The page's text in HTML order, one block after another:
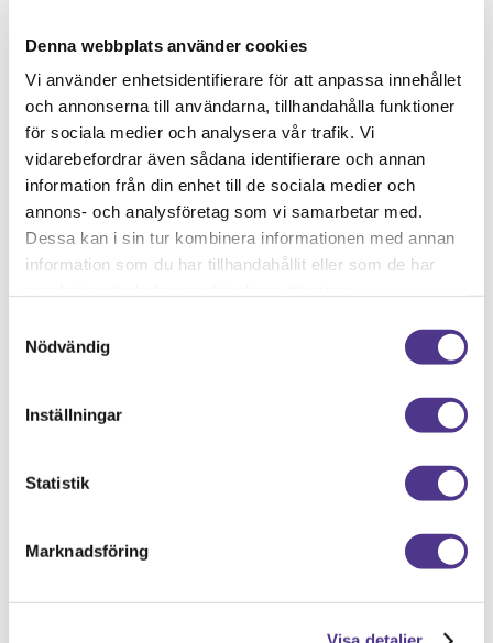
Denna webbplats använder cookies
Vi använder enhetsidentifierare för att anpassa innehållet
och annonserna till användarna, tillhandahålla funktioner
för sociala medier och analysera vår trafik. Vi
vidarebefordrar även sådana identifierare och annan
information från din enhet till de sociala medier och
annons- och analysföretag som vi samarbetar med.
Dessa kan i sin tur kombinera informationen med annan
information som du har tillhandahållit eller som de har
Nödvändig
Inställningar
Statistik
Marknadsföring
Avadmin | augusti 26, 2022 | 0 kommentarer
Share This Story, Choose Your
Platform!
Facebook
X Reddit LinkedInWhatsAppTelegramTumblr Pinterest
Vk
E-
post
Lämna en kommentar
Du måste varainloggadför att skriva en